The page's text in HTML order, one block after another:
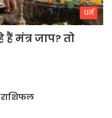
धर्म
मंत्र जाप? तो